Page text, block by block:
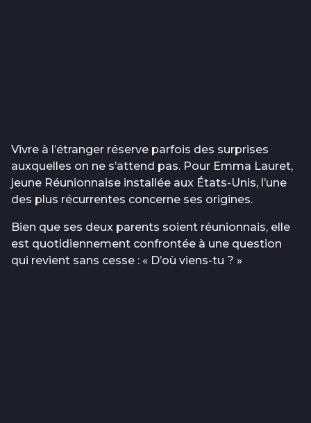
Vivre à l’étranger réserve parfois des surprises
auxquelles on ne s’attend pas. Pour Emma Lauret,
jeune Réunionnaise installée aux États-Unis, l’une
des plus récurrentes concerne ses origines.
Bien que ses deux parents soient réunionnais, elle
est quotidiennement confrontée à une question
qui revient sans cesse : « D’où viens-tu ? »